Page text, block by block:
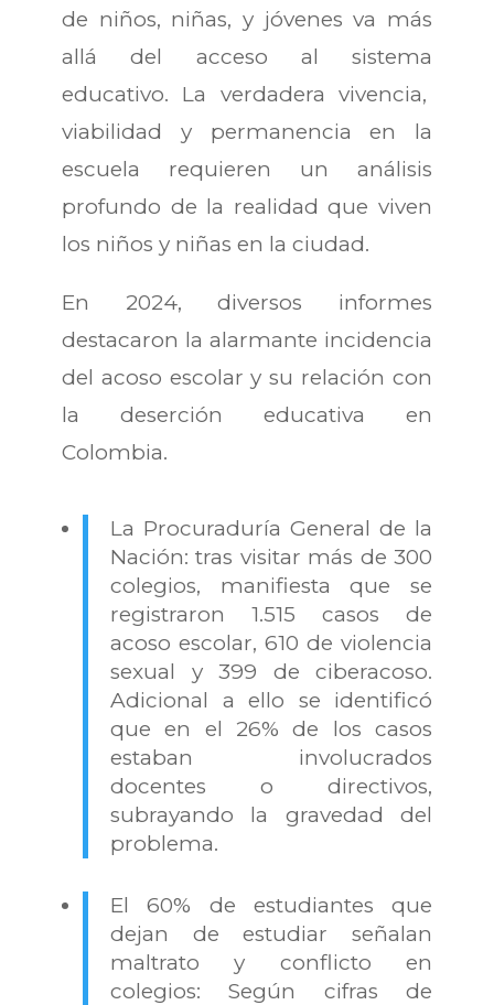
de niños, niñas, y jóvenes va más
allá del acceso al sistema
educativo. La verdadera vivencia,
viabilidad y permanencia en la
escuela requieren un análisis
profundo de la realidad que viven
los niños y niñas en la ciudad.
En 2024, diversos informes
destacaron la alarmante incidencia
del acoso escolar y su relación con
la deserción educativa en
Colombia.
La Procuraduría General de la
Nación: tras visitar más de 300
colegios, manifiesta que se
registraron 1.515 casos de
acoso escolar, 610 de violencia
sexual y 399 de ciberacoso.
Adicional a ello se identificó
que en el 26% de los casos
estaban involucrados
docentes o directivos,
subrayando la gravedad del
problema.
El 60% de estudiantes que
dejan de estudiar señalan
maltrato y conflicto en
colegios: Según cifras de